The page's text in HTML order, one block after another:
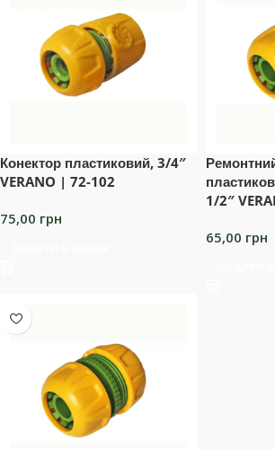
Конектор пластиковий, 3/4″
VERANO | 72-102
75,00 грн
1/2″
65,00 грн